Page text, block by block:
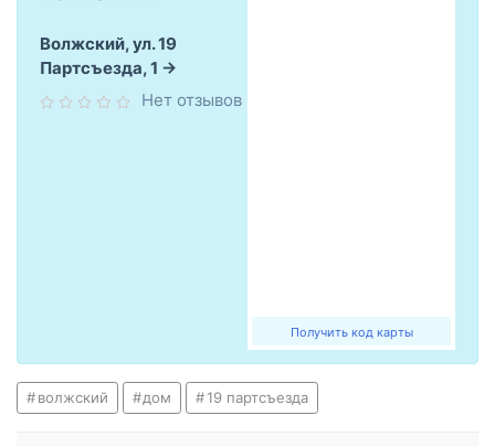
Получить код карты
Волжский, ул. 19
Партсъезда, 1
Нет отзывов
волжский дом 19 партсъезда